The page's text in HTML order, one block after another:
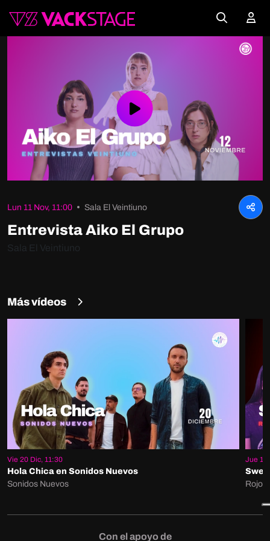
Play
Video
Lun 11 Nov, 11:00 Sala El Veintiuno
Entrevista Aiko El Grupo
Sala El Veintiuno
Más vídeos
Vie 20 Dic, 11:30
Hola Chica en Sonidos Nuevos
Sonidos Nuevos
Jue 19
Rojo
Con el apoyo de